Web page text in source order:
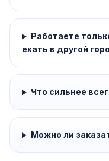
Работаете
ехать в другой
Что сильнее
Можно ли